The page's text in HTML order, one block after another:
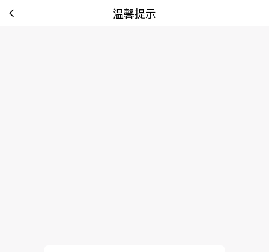
温馨提示